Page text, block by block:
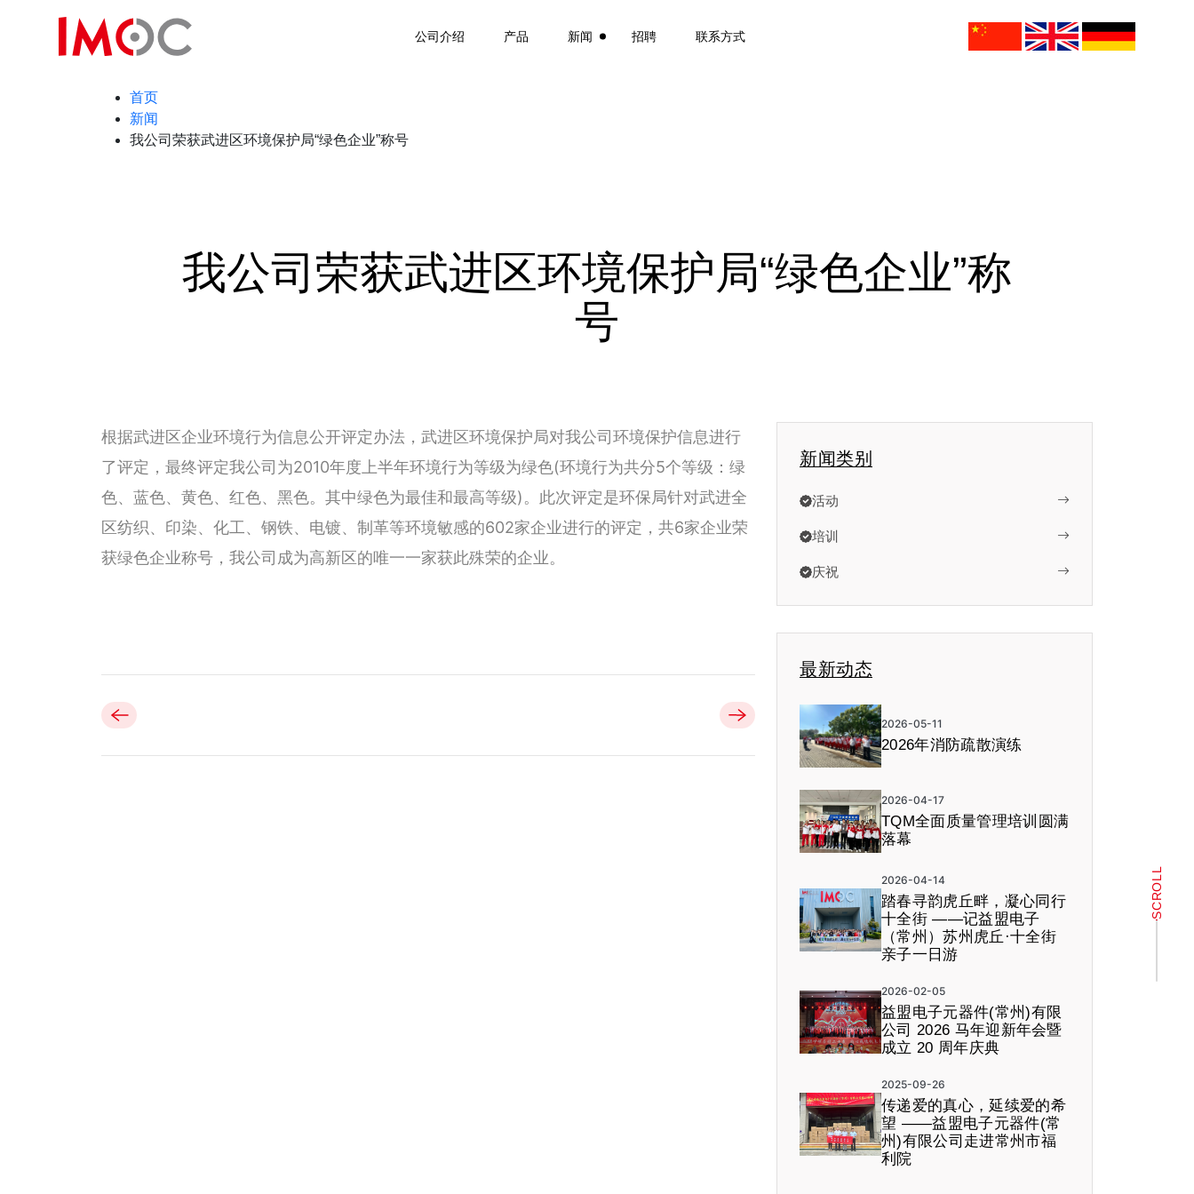
SCROLL
公司介绍 产品 新闻 招聘 联系方式
首页
新闻
我公司荣获武进区环境保护局“绿色企业”称号
我公司荣获武进区环境保护局“绿色企业”称
号
根据武进区企业环境行为信息公开评定办法，武进区环境保护局对我公司环境保护信息进行
了评定，最终评定我公司为2010年度上半年环境行为等级为绿色(环境行为共分5个等级：绿
色、蓝色、黄色、红色、黑色。其中绿色为最佳和最高等级)。此次评定是环保局针对武进全
区纺织、印染、化工、钢铁、电镀、制革等环境敏感的602家企业进行的评定，共6家企业荣
获绿色企业称号，我公司成为高新区的唯一一家获此殊荣的企业。
新闻类别
活动
培训
庆祝
最新动态
2026-05-11
2026年消防疏散演练
2026-04-17
TQM全面质量管理培训圆满
落幕
2026-04-14
踏春寻韵虎丘畔，凝心同行
十全街 ——记益盟电子
（常州）苏州虎丘·十全街
亲子一日游
2026-02-05
益盟电子元器件(常州)有限
公司 2026 马年迎新年会暨
成立 20 周年庆典
2025-09-26
传递爱的真心，延续爱的希
望 ——益盟电子元器件(常
州)有限公司走进常州市福
利院